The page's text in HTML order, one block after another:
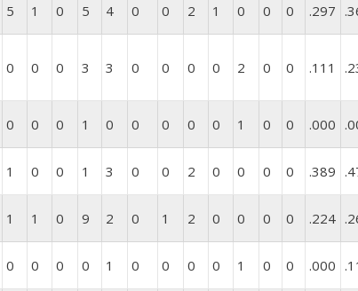
5 1 0 5 4 0 0 2 1 0 0 0 .297
0 0 0 3 3 0 0 0 0 2 0 0 .111
0 0 0 1 0 0 0 0 0 1 0 0 .000
1 0 0 1 3 0 0 2 0 0 0 0 .389
1 1 0 9 2 0 1 2 0 0 0 0 .224
0 0 0 0 1 0 0 0 0 1 0 0 .000